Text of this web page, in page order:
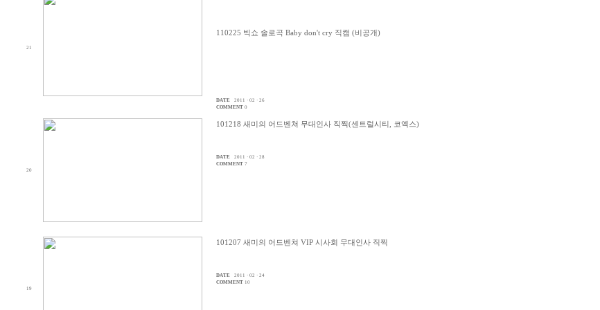
21
110225 빅쇼 솔로곡 Baby don't cry 직캠 (비공개)
DATE
2011 · 02 · 26
COMMENT 0
20
101218 새미의 어드벤쳐 무대인사 직찍(센트럴시티, 코엑스)
DATE
2011 · 02 · 28
COMMENT 7
19
101207 새미의 어드벤쳐 VIP 시사회 무대인사 직찍
DATE
2011 · 02 · 24
COMMENT 10